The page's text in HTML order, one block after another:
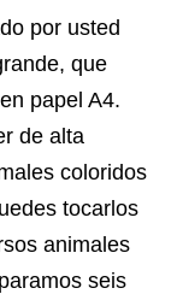
por usted
que
papel A4.
de alta
coloridos
tocarlos
animales
seis